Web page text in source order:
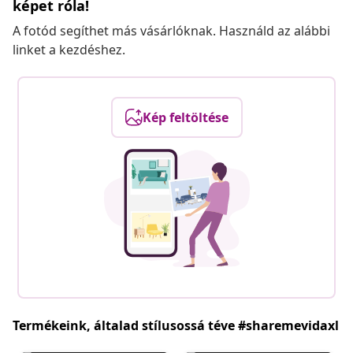
képet róla!
A fotód segíthet más vásárlóknak. Használd az alábbi
linket a kezdéshez.
Kép feltöltése
Termékeink, általad stílusossá téve #sharemevidaxl